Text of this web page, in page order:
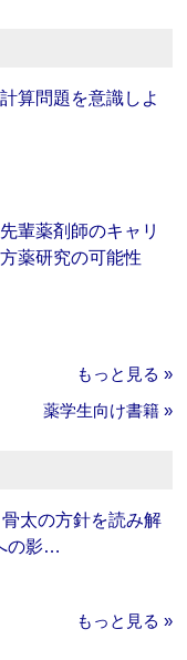
算問題を意識しよ
輩薬剤師のキャリ
薬研究の可能性
もっと見る »
薬学生向け書籍 »
太の方針を読み解
の影…
もっと見る »